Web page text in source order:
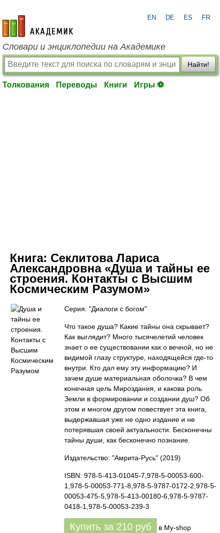
academic.ru
EN DE ES FR
Словари и энциклопедии на Академике
Найти!
Толкования Переводы Книги Игры ⚽
Книга: Секлитова Лариса
Александровна «Душа и тайны ее
строения. Контакты с Высшим
Космическим Разумом»
Серия: "Диалоги с богом"
Что такое душа? Какие тайны она скрывает?
Как выглядит? Много тысячелетий человек
знает о ее существовании как о вечной, но не
видимой глазу структуре, находящейся где-то
внутри. Кто дал ему эту информацию? И
зачем душе материальная оболочка? В чем
конечная цель Мироздания, и какова роль
Земли в формировании и создании душ? Об
этом и многом другом повествует эта книга,
выдержавшая уже не одно издание и не
потерявшая своей актуальности. Бесконечны
тайны души, как бесконечно познание.
Издательство: "Амрита-Русь" (2019)
ISBN: 978-5-413-01045-7,978-5-00053-600-
1,978-5-00053-771-8,978-5-9787-0172-2,978-5-
00053-475-5,978-5-413-00180-6,978-5-9787-
0418-1,978-5-00053-239-3
Купить за 210 руб в My-shop